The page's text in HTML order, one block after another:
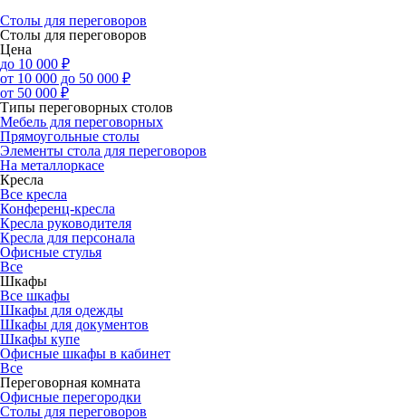
Столы для переговоров
Столы для переговоров
Цена
до 10 000 ₽
от 10 000 до 50 000 ₽
от 50 000 ₽
Типы переговорных столов
Мебель для переговорных
Прямоугольные столы
Элементы стола для переговоров
На металлоркасе
Кресла
Все кресла
Конференц-кресла
Кресла руководителя
Кресла для персонала
Офисные стулья
Все
Шкафы
Все шкафы
Шкафы для одежды
Шкафы для документов
Шкафы купе
Офисные шкафы в кабинет
Все
Переговорная комната
Офисные перегородки
Столы для переговоров